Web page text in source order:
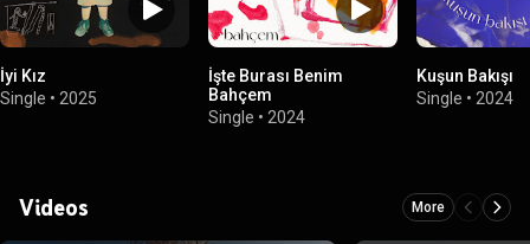
İyi Kız
Single • 2025
İşte Burası Benim
Bahçem
Single • 2024
Kuşun Bakışı
Single • 2024
Videos More